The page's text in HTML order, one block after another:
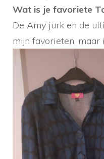
Wat is je favoriete
De Amy jurk en de
mijn favorieten, maar